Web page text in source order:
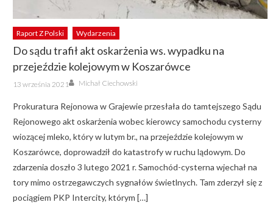
Raport Z Polski Wydarzenia
Do sądu trafił akt oskarżenia ws. wypadku na
przejeździe kolejowym w Koszarówce
Posted
on
13 września 2021 Author
Michał Ciechowski
Prokuratura Rejonowa w Grajewie przesłała do tamtejszego Sądu
Rejonowego akt oskarżenia wobec kierowcy samochodu cysterny
wiozącej mleko, który w lutym br., na przejeździe kolejowym w
Koszarówce, doprowadził do katastrofy w ruchu lądowym. Do
zdarzenia doszło 3 lutego 2021 r. Samochód-cysterna wjechał na
tory mimo ostrzegawczych sygnałów świetlnych. Tam zderzył się z
pociągiem PKP Intercity, którym […]